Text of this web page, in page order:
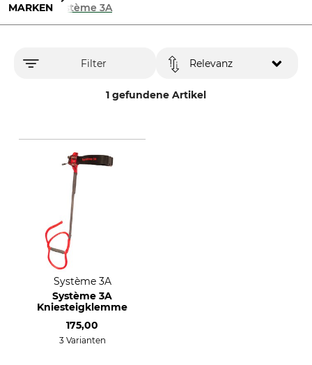
MARKEN Système 3A
Filter
1 gefundene Artikel
Relevanz
Système 3A
Système 3A
Kniesteigklemme
175,00
3 Varianten